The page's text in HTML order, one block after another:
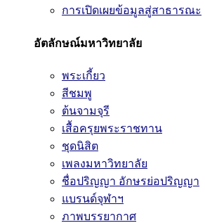
การเปิดเผยข้อมูลสู่สาธารณะ
อัตลักษณ์มหาวิทยาลัย
พระเกี้ยว
สีชมพู
ต้นจามจุรี
เสื้อครุยพระราชทาน
ชุดนิสิต
เพลงมหาวิทยาลัย
ชื่อปริญญา อักษรย่อปริญญา
แบรนด์จุฬาฯ
ภาพบรรยากาศ